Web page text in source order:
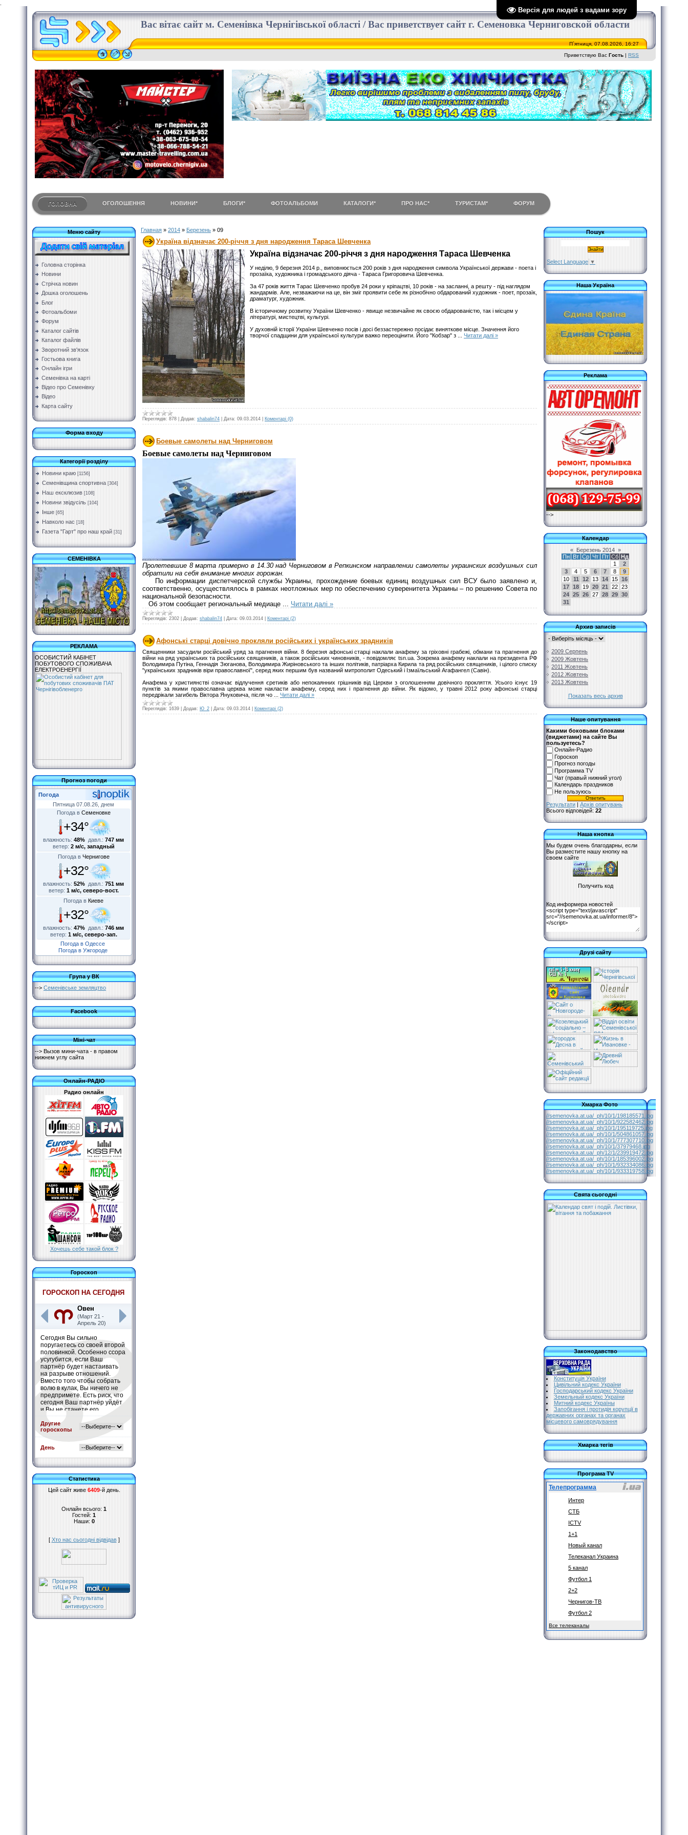
Версія для людей з вадами зору
Вас вітає сайт м. Семенівка Чернігівської області / Вас приветствует сайт г. Семеновка Черниговской области
П`ятниця, 07.08.2026, 16:27
Приветствую Вас Гость | RSS
ГОЛОВНА ОГОЛОШЕННЯ НОВИНИ* БЛОГИ* ФОТОАЛЬБОМИ КАТАЛОГИ* ПРО НАС* ТУРИСТАМ* ФОРУМ
Меню сайту
Головна сторінка
Новини
Стрічка новин
Дошка оголошень
Блог
Фотоальбоми
Форум
Каталог сайтів
Каталог файлів
Зворотний зв'язок
Гостьова книга
Онлайн ігри
Семенівка на карті
Відео про Семенівку
Відео
Карта сайту
Форма входу
Категорії розділу
Новини краю [1156]
Семенівщина спортивна [304]
Наш ексклюзив [108]
Новини звідусіль [104]
Інше [65]
Навколо нас [18]
Газета "Гарт" про наш край [31]
СЕМЕНІВКА
РЕКЛАМА
ОСОБИСТИЙ КАБІНЕТ
ПОБУТОВОГО СПОЖИВАЧА
ЕЛЕКТРОЕНЕРГІЇ
Прогноз погоди
Погода
Пятница 07.08.26, днем
Погода в Семеновке
+34°
влажность: 48% давл.: 747 мм
ветер: 2 м/с, западный
Погода в Чернигове
+32°
влажность: 52% давл.: 751 мм
ветер: 1 м/с, северо-вост.
Погода в Киеве
+32°
влажность: 47% давл.: 746 мм
ветер: 1 м/с, северо-зап.
Погода в Одессе
Погода в Ужгороде
Група у ВК
--> Семенівське земляцтво
Facebook
Міні-чат
--> Вызов мини-чата - в правом
нижнем углу сайта
Онлайн-РАДІО
Радио онлайн
Хочешь себе такой блок ?
Гороскоп
ГОРОСКОП НА СЕГОДНЯ
Овен
(Март 21 -
Апрель 20)
Сегодня Вы сильно
поругаетесь со своей второй
половинкой. Особенно ссора
усугубится, если Ваш
партнёр будет настаивать
на разрыве отношений.
Вместо того чтобы собрать
волю в кулак, Вы ничего не
предпримете. Есть риск, что
сегодня Ваш партнёр уйдёт
и Вы не станете его
останавливать. Подробнее
Другие
гороскопы
День
Статистика
Цей сайт живе 6409-й день.
Онлайн всього: 1
Гостей: 1
Наши: 0
[ Хто нас сьогодні відвідав]
Главная » 2014 » Березень » 09
Україна відзначає 200-річчя з дня народження Тараса Шевченка
Україна відзначає 200-річчя з дня народження Тараса Шевченка
У неділю, 9 березня 2014 р., виповнюється 200 років з дня народження символа Української держави - поета і
прозаїка, художника і громадського діяча - Тараса Григоровича Шевченка.
За 47 років життя Тарас Шевченко пробув 24 роки у кріпацтві, 10 років - на засланні, а решту - під наглядом
жандармів. Але, незважаючи на це, він зміг проявити себе як різнобічно обдарований художник - поет, прозаїк,
драматург, художник.
В історичному розвитку України Шевченко - явище незвичайне як своєю обдарованістю, так і місцем у
літературі, мистецтві, культурі.
У духовній історії України Шевченко посів і досі беззастережно посідає виняткове місце. Значення його
творчої спадщини для української культури важко переоцінити. Його "Кобзар" з
Читати далі »
Переглядів: 878 Додав: shabalin74 Дата: 09.03.2014 Коментарі (0)
Боевые самолеты над Черниговом
Боевые самолеты над Черниговом
Пролетевшие 8 марта примерно в 14.30 над Черниговом в Репкинском направлении самолеты украинских воздушных сил
обратили на себя внимание многих горожан.
По информации диспетчерской службы Украины, прохождение боевых единиц воздушных сил ВСУ было заявлено и,
соответственно, осуществлялось в рамках неотложных мер по обеспечению суверенитета Украины – по решению Совета по
национальной безопасности.
Об этом сообщает региональный медиаце ... Читати далі »
Переглядів: 2302 Додав: shabalin74 Дата: 09.03.2014 Коментарі (2)
Афонські старці довічно прокляли російських і українських зрадників
Священники засудили російський уряд за прагнення війни. 8 березня афонські старці наклали анафему за гріховні грабежі, обмани та прагнення до
війни на ряд українських та російських священиків, а також російських чиновників, - повідомляє tsn.ua. Зокрема анафему наклали на президента РФ
Володимира Путіна, Геннадія Зюганова, Володимира Жиріновського та інших політиків, патріарха Кирила та ряд російських священиків, і цілого списку
"українських зрадників віри православної", серед яких першим був названий митрополит Одеський і Ізмаїльський Агафангел (Савін).
Анафема у християнстві означає відлучення єретиків або непокаянних грішників від Церкви з оголошенням довічного прокляття. Усього існує 19
пунктів за якими православна церква може накласти анафему, серед них і прагнення до війни. Як відомо, у травні 2012 року афонські старці
передрікали загибель Віктора Януковича, після чо
Читати далі »
Переглядів: 1639 Додав: Ю_2 Дата: 09.03.2014 Коментарі (2)
Пошук
Select Language ▼
Наша Україна
Реклама
-->
Календар
«
Березень 2014 »
Пн Вт Ср Чт Пт Сб Нд
1
2
3
4 5 6 7 8
9
10
11 12 13 14 15 16
17 18 19 20 21 22 23
24 25 26 27 28 29 30
31
Архив записів
2009 Серпень
2009 Жовтень
2011 Жовтень
2012 Жовтень
2013 Жовтень
Показать весь архив
Наше опитування
Какими боковыми блоками
(виджетами) на сайте Вы
пользуетесь?
Онлайн-Радио
Гороскоп
Прогноз погоды
Программа TV
Чат (правый нижний угол)
Календарь праздников
Не пользуюсь
Результати | Архів опитувань
Всього відповідей: 22
Наша кнопка
Мы будем очень благодарны, если
Вы разместите нашу кнопку на
своем сайте
Код информера новостей
Друзі сайту
Хмарка Фото
//semenovka.at.ua/_ph/10/1/198185571.jpg
//semenovka.at.ua/_ph/10/1/922582462.jpg
//semenovka.at.ua/_ph/10/1/195119725.jpg
//semenovka.at.ua/_ph/10/1/504861057.jpg
//semenovka.at.ua/_ph/10/1/777307710.jpg
//semenovka.at.ua/_ph/10/1/37979468.jpg
//semenovka.at.ua/_ph/12/1/239919472.jpg
//semenovka.at.ua/_ph/10/1/185396002.jpg
//semenovka.at.ua/_ph/10/1/932334086.jpg
//semenovka.at.ua/_ph/10/1/933319758.jpg
Свята сьогодні
Законодавство
Конституція України
Цивільний кодекс України
Господарський кодекс України
Земельный кодекс України
Митний кодекс Україны
Запобігання і протидія корупції в
державних органах та органах
місцевого самоврядування
Хмарка тегів
Програма TV
Телепрограмма
Интер
СТБ
ICTV
1+1
Новый канал
Телеканал Украина
5 канал
Футбол 1
2+2
Чернигов-ТВ
Футбол 2
Все телеканалы